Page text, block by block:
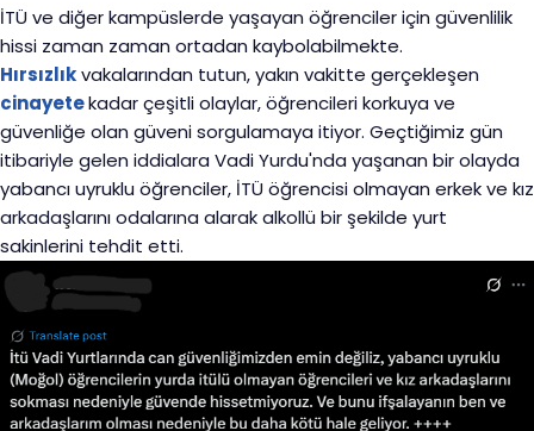
İTÜ ve diğer kampüslerde yaşayan öğrenciler için güvenlilik
hissi zaman zaman ortadan kaybolabilmekte.
Hırsızlıkvakalarından tutun, yakın vakitte gerçekleşen
cinayetekadar çeşitli olaylar, öğrencileri korkuya ve
güvenliğe olan güveni sorgulamaya itiyor. Geçtiğimiz gün
itibariyle gelen iddialara Vadi Yurdu'nda yaşanan bir olayda
yabancı uyruklu öğrenciler, İTÜ öğrencisi olmayan erkek ve kız
arkadaşlarını odalarına alarak alkollü bir şekilde yurt
sakinlerini tehdit etti.